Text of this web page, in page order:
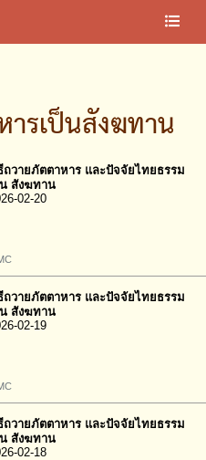
รเป็นสังฆทาน
ถวายภัตตาหาร และปัจจัยไทยธรรม
น สังฆทาน
02-20
ถวายภัตตาหาร และปัจจัยไทยธรรม
น สังฆทาน
02-19
ถวายภัตตาหาร และปัจจัยไทยธรรม
น สังฆทาน
02-18